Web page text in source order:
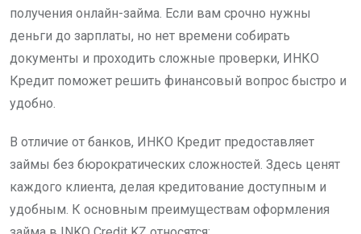
получения онлайн-займа. Если вам срочно нужны
деньги до зарплаты, но нет времени собирать
документы и проходить сложные проверки, ИНКО
Кредит поможет решить финансовый вопрос быстро и
удобно.
В отличие от банков, ИНКО Кредит предоставляет
займы без бюрократических сложностей. Здесь ценят
каждого клиента, делая кредитование доступным и
удобным. К основным преимуществам оформления